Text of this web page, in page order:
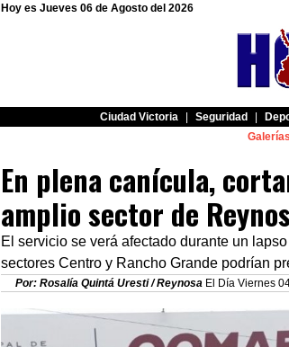
Hoy es Jueves 06 de Agosto del 2026
Ciudad Victoria Seguridad
Galerías
En plena canícula,
amplio sector de
El servicio se verá afectado durante un
sectores Centro y Rancho Grande podrían
Por: Rosalía Quintá Uresti / Reynosa El Día Viernes